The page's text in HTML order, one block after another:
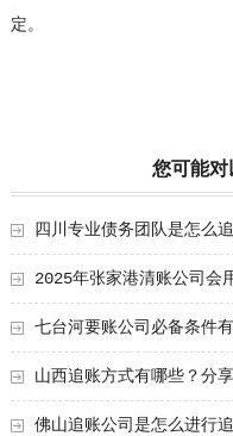
定。
您可能对
四川专业债务团队是怎么
2025年张家港清账公司会
七台河要账公司必备条件
山西追账方式有哪些？分
佛山追账公司是怎么进行